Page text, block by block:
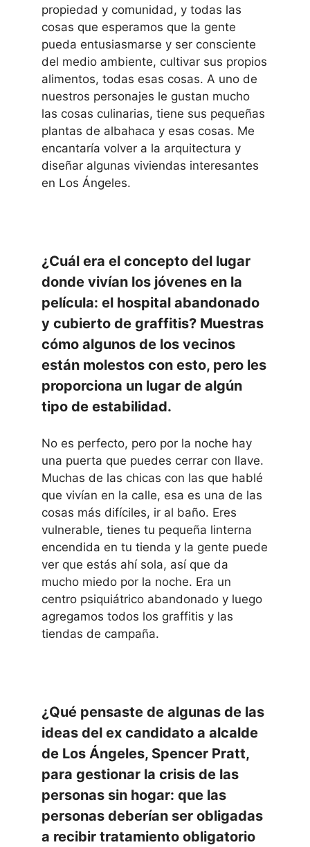
propiedad y comunidad, y todas las
cosas que esperamos que la gente
pueda entusiasmarse y ser consciente
del medio ambiente, cultivar sus propios
alimentos, todas esas cosas. A uno de
nuestros personajes le gustan mucho
las cosas culinarias, tiene sus pequeñas
plantas de albahaca y esas cosas. Me
encantaría volver a la arquitectura y
diseñar algunas viviendas interesantes
en Los Ángeles.
¿Cuál era el concepto del lugar
donde vivían los jóvenes en la
película: el hospital abandonado
y cubierto de graffitis? Muestras
cómo algunos de los vecinos
están molestos con esto, pero les
proporciona un lugar de algún
tipo de estabilidad.
No es perfecto, pero por la noche hay
una puerta que puedes cerrar con llave.
Muchas de las chicas con las que hablé
que vivían en la calle, esa es una de las
cosas más difíciles, ir al baño. Eres
vulnerable, tienes tu pequeña linterna
encendida en tu tienda y la gente puede
ver que estás ahí sola, así que da
mucho miedo por la noche. Era un
centro psiquiátrico abandonado y luego
agregamos todos los graffitis y las
tiendas de campaña.
¿Qué pensaste de algunas de las
ideas del ex candidato a alcalde
de Los Ángeles, Spencer Pratt,
para gestionar la crisis de las
personas sin hogar: que las
personas deberían ser obligadas
a recibir tratamiento obligatorio